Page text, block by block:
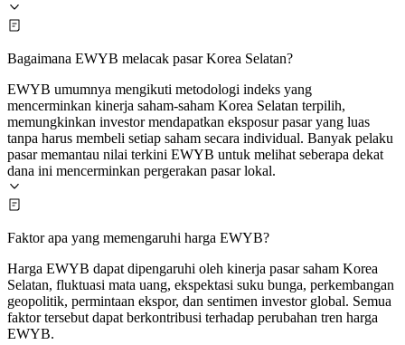
Bagaimana EWYB melacak pasar Korea Selatan?
EWYB umumnya mengikuti metodologi indeks yang
mencerminkan kinerja saham-saham Korea Selatan terpilih,
memungkinkan investor mendapatkan eksposur pasar yang luas
tanpa harus membeli setiap saham secara individual. Banyak pelaku
pasar memantau nilai terkini EWYB untuk melihat seberapa dekat
dana ini mencerminkan pergerakan pasar lokal.
Faktor apa yang memengaruhi harga EWYB?
Harga EWYB dapat dipengaruhi oleh kinerja pasar saham Korea
Selatan, fluktuasi mata uang, ekspektasi suku bunga, perkembangan
geopolitik, permintaan ekspor, dan sentimen investor global. Semua
faktor tersebut dapat berkontribusi terhadap perubahan tren harga
EWYB.